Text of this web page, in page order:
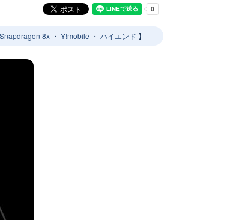
Snapdragon 8x ・ Y!mobile ・ ハイエンド 】